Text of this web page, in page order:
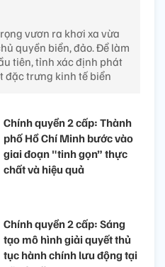
vươn ra khơi xa vừa
quyền biển, đảo. Để làm
tiên, tỉnh xác định phát
đặc trưng kinh tế biển
Chính quyền 2 cấp: Thành
phố Hồ Chí Minh bước vào
giai đoạn "tinh gọn” thực
chất và hiệu quả
Chính quyền 2 cấp: Sáng
tạo mô hình giải quyết thủ
tục hành chính lưu động tại